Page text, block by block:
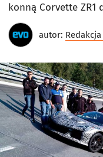
konną Corvette
autor: Redakcja